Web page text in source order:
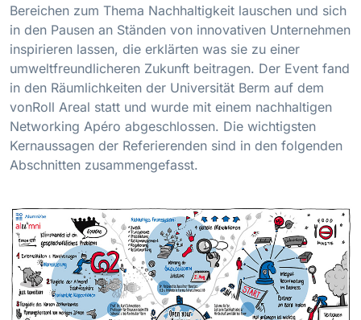
Bereichen zum Thema Nachhaltigkeit lauschen und sich
in den Pausen an Ständen von innovativen Unternehmen
inspirieren lassen, die erklärten was sie zu einer
umweltfreundlicheren Zukunft beitragen. Der Event fand
in den Räumlichkeiten der Universität Berm auf dem
vonRoll Areal statt und wurde mit einem nachhaltigen
Networking Apéro abgeschlossen. Die wichtigsten
Kernaussagen der Referierenden sind in den folgenden
Abschnitten zusammengefasst.